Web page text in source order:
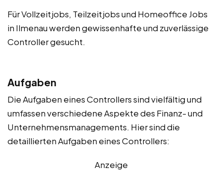
Für Vollzeitjobs, Teilzeitjobs und Homeoffice Jobs
in Ilmenau werden gewissenhafte und zuverlässige
Controller gesucht.
Aufgaben
Die Aufgaben eines Controllers sind vielfältig und
umfassen verschiedene Aspekte des Finanz- und
Unternehmensmanagements. Hier sind die
detaillierten Aufgaben eines Controllers:
Anzeige